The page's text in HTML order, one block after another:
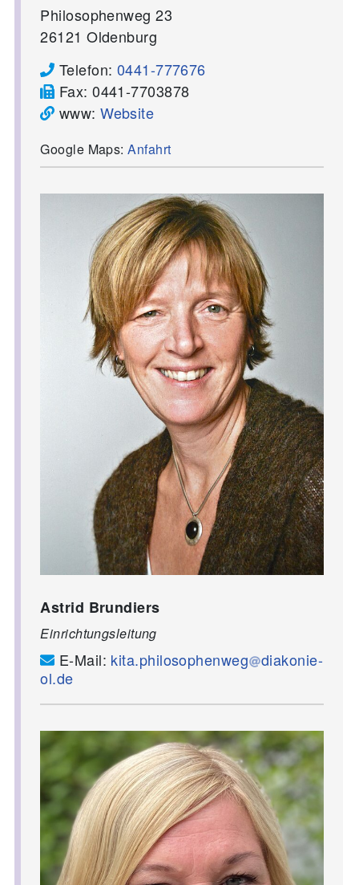
Philosophenweg 23
26121 Oldenburg
Telefon: 0441-777676
Fax:0441-7703878
www:Website
Google Maps:Anfahrt
Astrid Brundiers
Einrichtungsleitung
E-Mail: kita.philosophenweg
diakonie-
ol.de